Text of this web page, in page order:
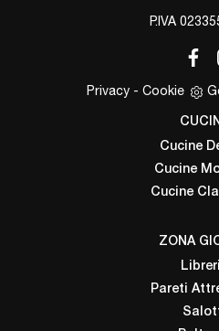
P.IVA
Privacy - Cookie
Cucine
Cucine
Cucine
ZONA
Pareti